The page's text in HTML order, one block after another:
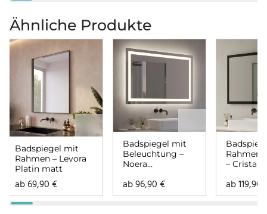
Ähnliche Produkte
Badspiegel mit
Rahmen – Levora
Platin matt
ab69,90€
Badspiegel mit
Beleuchtung –
Noera
ab96,90€
Rahmen
– Cristal
ab119,90